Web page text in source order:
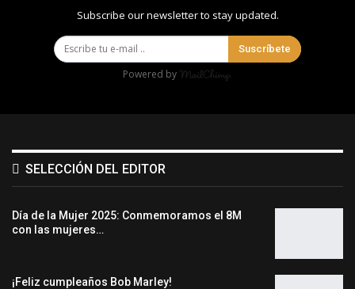
Subscribe our newsletter to stay updated.
Suscríbete
Powered by
SELECCIÓN DEL EDITOR
Día de la Mujer 2025: Conmemoramos el 8M
con las mujeres…
¡Feliz cumpleaños Bob Marley!